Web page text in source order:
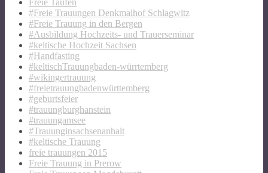
#Freie Trauungen Denkmalhof Schlagwitz
#Freie Trauung in den Bergen
#Ausbildung Hochzeits- und Trauerseminar
#keltische Hochzeit Sachsen
#Handfasting
#keltischTrauungbaden-würrtemberg
#wikingertrauung
#freietrauungbadenwürttemberg
#geburtsfeier
#trauungburghanstein
#trauungamsee
#Trauunginsachsenanhalt
#keltische Trauung
freie trauungen 2015
Freie Trauung in Prerow